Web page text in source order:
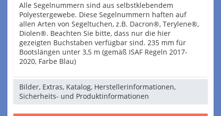
Alle Segelnummern sind aus selbstklebendem
Polyestergewebe. Diese Segelnummern haften auf
allen Arten von Segeltuchen, z.B. Dacron®, Terylene®,
Diolen®. Beachten Sie bitte, dass nur die hier
gezeigten Buchstaben verfügbar sind. 235 mm für
Bootslängen unter 3,5 m (gemäß ISAF Regeln 2017-
2020, Farbe Blau)
Bilder, Extras, Katalog, Herstellerinformationen,
Sicherheits- und Produktinformationen